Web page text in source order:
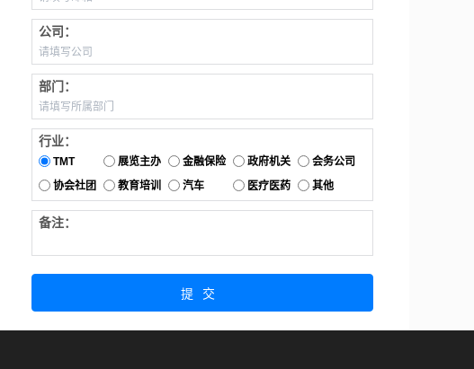
公司：
部门：
行业：
TMT 展览主办 金融保险 政府机关
会务公司
协会社团
教育培训 汽车 医疗医药 其他
备注：
提交